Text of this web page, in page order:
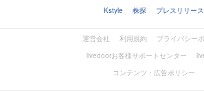
Kstyle
株探 プレスリリース
運営会社 利用規約
プライバシー
livedoorお客様サポートセンター
コンテンツ・広告ポリシー